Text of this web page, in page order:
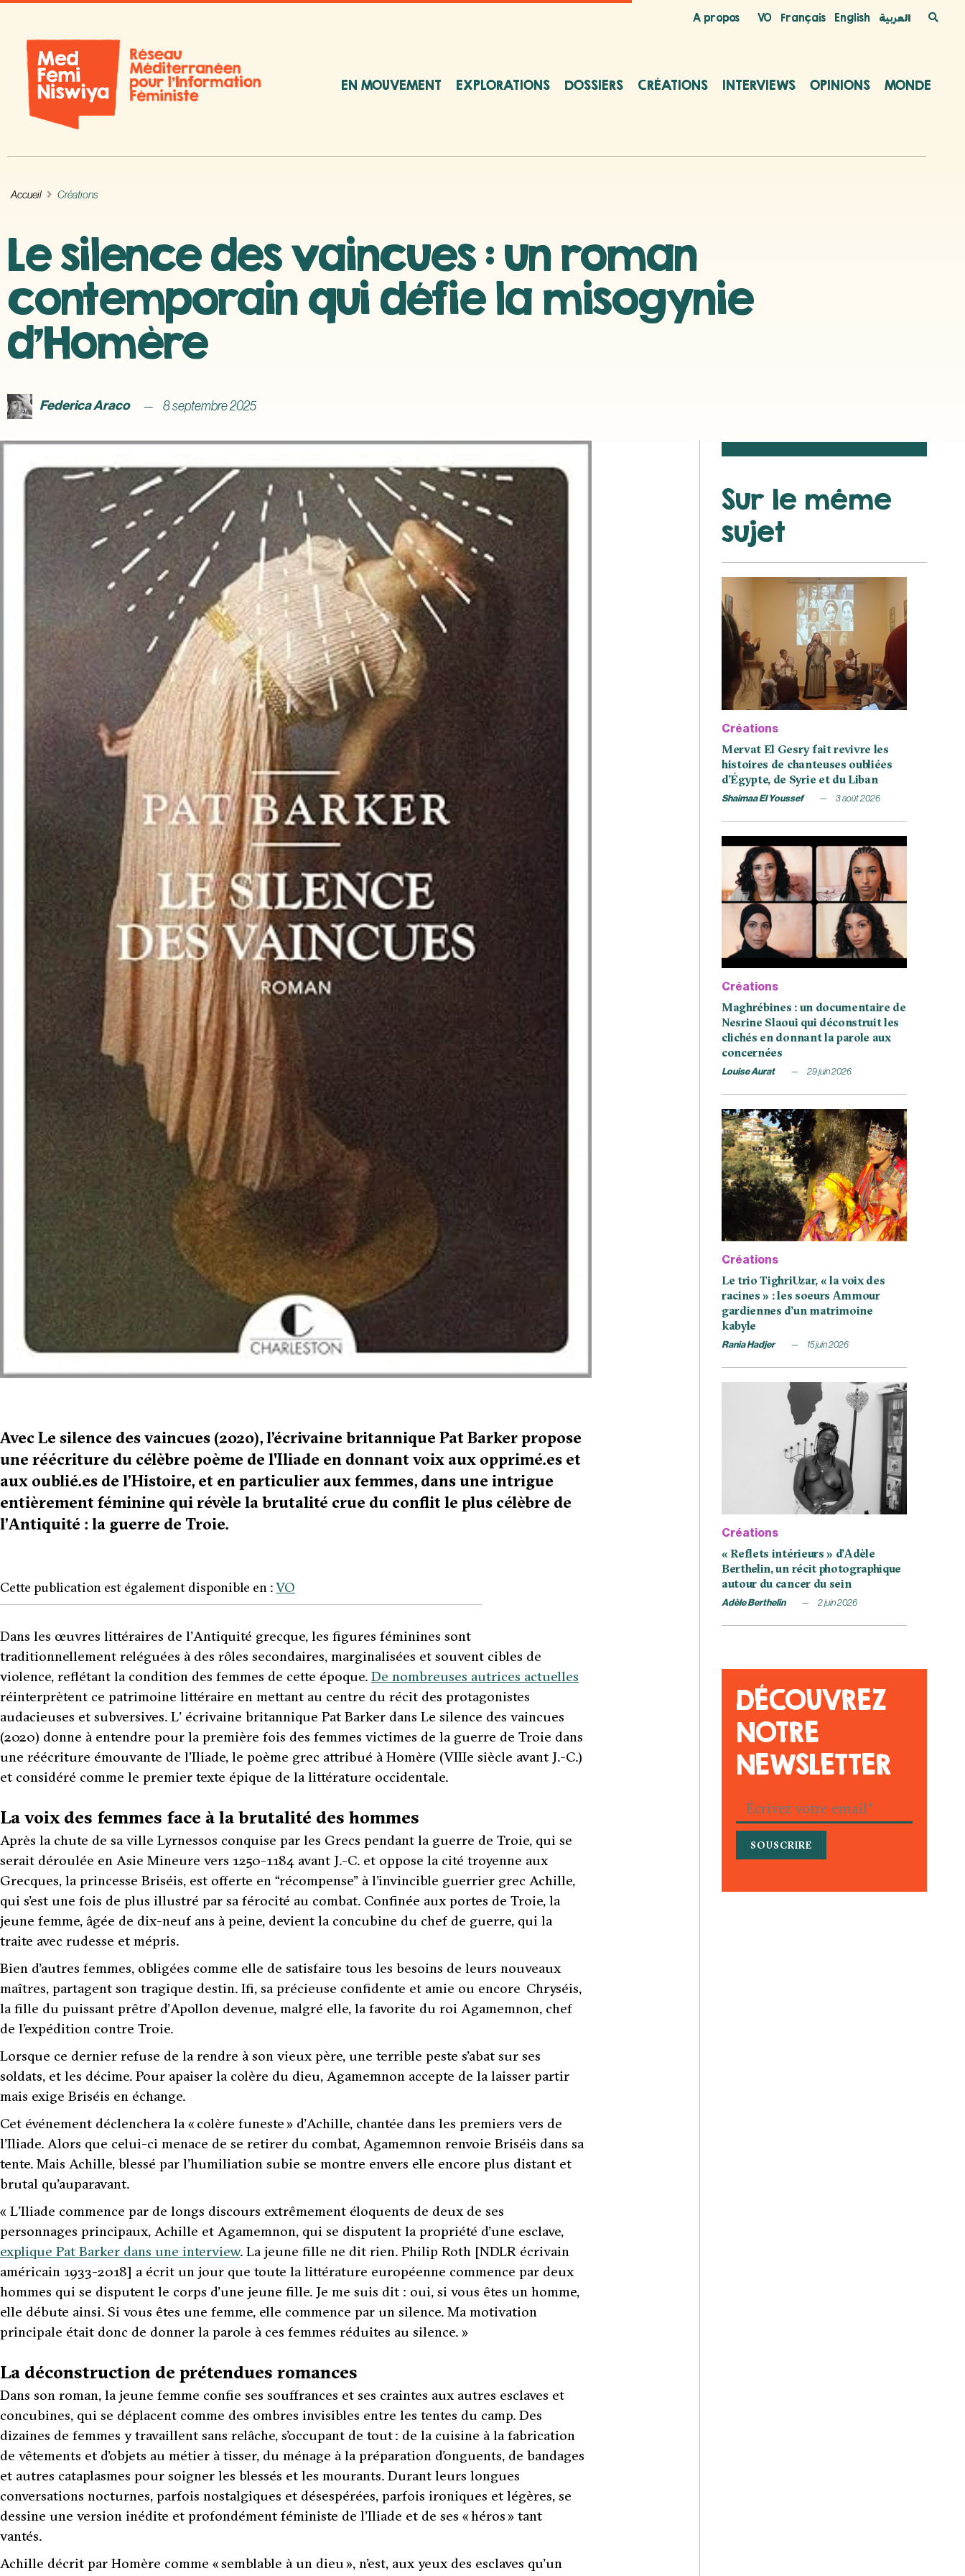
A propos VO Français English العربية
EN MOUVEMENT EXPLORATIONS DOSSIERS CRÉATIONS INTERVIEWS OPINIONS MONDE
Accueil Créations
Le silence des vaincues : un roman
contemporain qui défie la misogynie
d’Homère
Federica Araco 8 septembre 2025
Avec Le silence des vaincues (2020), l’écrivaine britannique Pat Barker propose
une réécriture du célèbre poème de l'Iliade en donnant voix aux opprimé.es et
aux oublié.es de l’Histoire, et en particulier aux femmes, dans une intrigue
entièrement féminine qui révèle la brutalité crue du conflit le plus célèbre de
l’Antiquité : la guerre de Troie.
Cette publication est également disponible en :VO
Dans les œuvres littéraires de l’Antiquité grecque, les figures féminines sont
traditionnellement reléguées à des rôles secondaires, marginalisées et souvent cibles de
violence, reflétant la condition des femmes de cette époque. De nombreuses autrices actuelles
réinterprètent ce patrimoine littéraire en mettant au centre du récit des protagonistes
audacieuses et subversives. L’ écrivaine britannique Pat Barker dans Le silence des vaincues
(2020) donne à entendre pour la première fois des femmes victimes de la guerre de Troie dans
une réécriture émouvante de l’Iliade, le poème grec attribué à Homère (VIIIe siècle avant J.-C.)
et considéré comme le premier texte épique de la littérature occidentale.
La voix des femmes face à la brutalité des hommes
Après la chute de sa ville Lyrnessos conquise par les Grecs pendant la guerre de Troie, qui se
serait déroulée en Asie Mineure vers 1250-1184 avant J.-C. et oppose la cité troyenne aux
Grecques, la princesse Briséis, est offerte en “récompense” à l’invincible guerrier grec Achille,
qui s’est une fois de plus illustré par sa férocité au combat. Confinée aux portes de Troie, la
jeune femme, âgée de dix-neuf ans à peine, devient la concubine du chef de guerre, qui la
traite avec rudesse et mépris.
Bien d’autres femmes, obligées comme elle de satisfaire tous les besoins de leurs nouveaux
maîtres, partagent son tragique destin. Ifi, sa précieuse confidente et amie ou encore Chryséis,
la fille du puissant prêtre d’Apollon devenue, malgré elle, la favorite du roi Agamemnon, chef
de l’expédition contre Troie.
Lorsque ce dernier refuse de la rendre à son vieux père, une terrible peste s’abat sur ses
soldats, et les décime. Pour apaiser la colère du dieu, Agamemnon accepte de la laisser partir
mais exige Briséis en échange.
Cet événement déclenchera la « colère funeste » d’Achille, chantée dans les premiers vers de
l’Iliade. Alors que celui-ci menace de se retirer du combat, Agamemnon renvoie Briséis dans sa
tente. Mais Achille, blessé par l’humiliation subie se montre envers elle encore plus distant et
brutal qu’auparavant.
« L’Iliade commence par de longs discours extrêmement éloquents de deux de ses
personnages principaux, Achille et Agamemnon, qui se disputent la propriété d’une esclave,
explique Pat Barker dans une interview. La jeune fille ne dit rien. Philip Roth [NDLR écrivain
américain 1933-2018] a écrit un jour que toute la littérature européenne commence par deux
hommes qui se disputent le corps d’une jeune fille. Je me suis dit : oui, si vous êtes un homme,
elle débute ainsi. Si vous êtes une femme, elle commence par un silence. Ma motivation
principale était donc de donner la parole à ces femmes réduites au silence. »
La déconstruction de prétendues romances
Dans son roman, la jeune femme confie ses souffrances et ses craintes aux autres esclaves et
concubines, qui se déplacent comme des ombres invisibles entre les tentes du camp. Des
dizaines de femmes y travaillent sans relâche, s’occupant de tout : de la cuisine à la fabrication
de vêtements et d’objets au métier à tisser, du ménage à la préparation d’onguents, de bandages
et autres cataplasmes pour soigner les blessés et les mourants. Durant leurs longues
conversations nocturnes, parfois nostalgiques et désespérées, parfois ironiques et légères, se
dessine une version inédite et profondément féministe de l’Iliade et de ses « héros » tant
vantés.
Achille décrit par Homère comme «semblable à un dieu», n’est, aux yeux des esclaves qu’un
Sur le même
sujet
Créations
Mervat El Gesry fait revivre les
histoires de chanteuses oubliées
d’Égypte, de Syrie et du Liban
Shaimaa El Youssef 3 août 2026
Créations
Maghrébines : un documentaire de
Nesrine Slaoui qui déconstruit les
clichés en donnant la parole aux
concernées
Louise Aurat 29 juin 2026
Créations
Le trio TighriUzar, « la voix des
racines » : les soeurs Ammour
gardiennes d’un matrimoine
kabyle
Rania Hadjer 15 juin 2026
Créations
« Reflets intérieurs » d’Adèle
Berthelin, un récit photographique
autour du cancer du sein
Adèle Berthelin 2 juin 2026
DÉCOUVREZ
NOTRE
NEWSLETTER